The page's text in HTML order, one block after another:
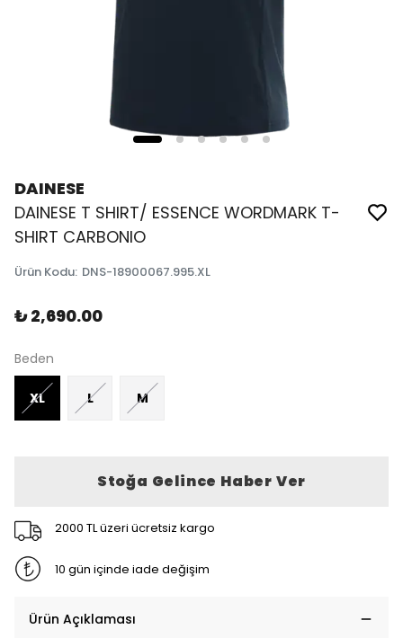
DAINESE
DAINESE T SHIRT/ ESSENCE WORDMARK T-
SHIRT CARBONIO
Ürün Kodu: DNS-18900067.995.XL
₺ 2,690.00
Beden
XL L M
Stoğa Gelince Haber Ver
2000 TL üzeri ücretsiz kargo
10 gün içinde iade değişim
Ürün Açıklaması